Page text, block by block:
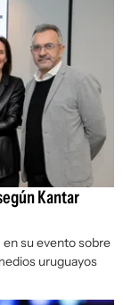
Kantar
su evento sobre
uruguayos